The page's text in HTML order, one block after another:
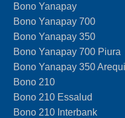
Bono Yanapay
Bono Yanapay 700
Bono Yanapay 350
Bono Yanapay 700 Piura
Bono Yanapay 350
Bono 210
Bono 210 Essalud
Bono 210 Interbank